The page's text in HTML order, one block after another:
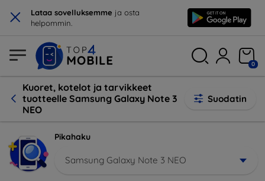
× Lataa sovelluksemme ja osta
helpommin.
0
Kuoret, kotelot ja tarvikkeet
tuotteelle Samsung Galaxy Note 3
NEO
Suodatin
Pikahaku
Samsung Galaxy Note 3 NEO